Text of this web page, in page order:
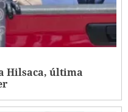
Hilsaca, última